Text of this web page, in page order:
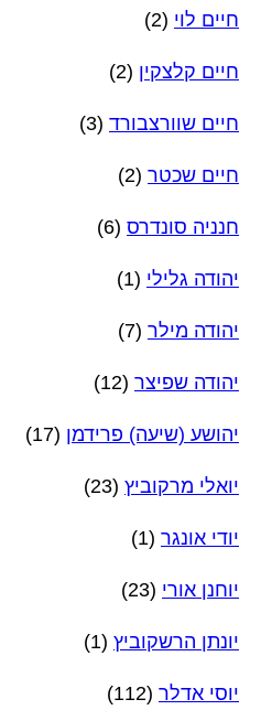
חיים לוי (2)
חיים קלצקין (2)
חיים שוורצבורד (3)
חיים שכטר (2)
חנניה סונדרס (6)
יהודה גלילי (1)
יהודה מילר (7)
יהודה שפיצר (12)
יהושע (שיעה) פרידמן (17)
יואלי מרקוביץ (23)
יודי אונגר (1)
יוחנן אורי (23)
יונתן הרשקוביץ (1)
יוסי אדלר (112)